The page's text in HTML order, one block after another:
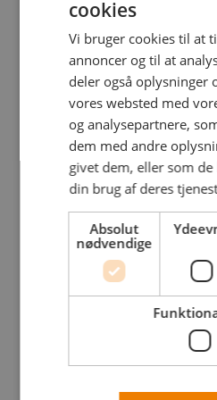
Hvad binder jeg mig til
abonnement?
Hvilke typer
Hvordan sikrer jeg mig,
rigtige?
Kan jeg kontakte
annoncere?
Kan jeg nøjes med at se
Kan jeg få hjælp til lave
cookies
Vi bruger cookies til at
annoncer og til at
deler også oplysninger
vores websted med
og analysepartnere,
dem med andre
givet dem, eller som
din brug af deres
Absolut
nødvendige